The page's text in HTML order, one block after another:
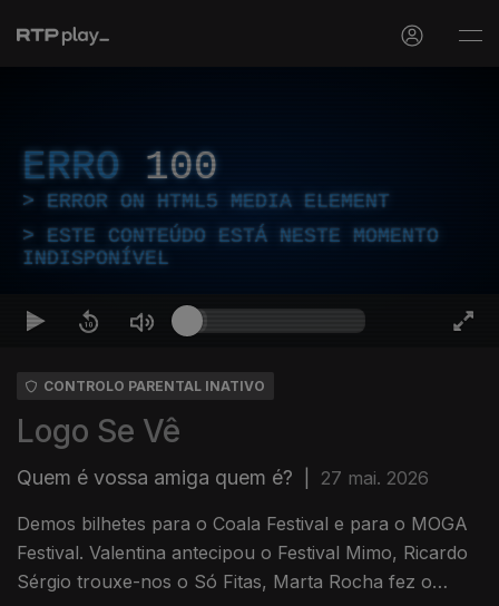
ERRO 100
ERROR ON HTML5 MEDIA ELEMENT
ESTE CONTEÚDO ESTÁ NESTE MOMENTO
INDISPONÍVEL
CONTROLO PARENTAL INATIVO
Logo Se Vê
Quem é vossa amiga quem é? 27 mai. 2026
Demos bilhetes para o Coala Festival e para o MOGA
Festival. Valentina antecipou o Festival Mimo, Ricardo
Sérgio trouxe-nos o Só Fitas, Marta Rocha fez o